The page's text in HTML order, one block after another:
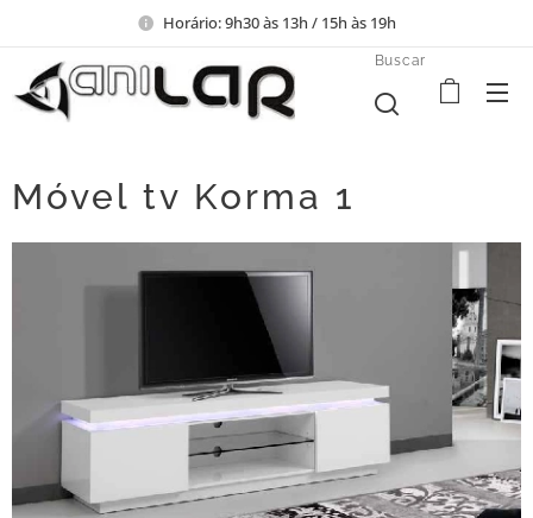
Horário: 9h30 às 13h / 15h às 19h
Buscar
Móvel tv Korma 1